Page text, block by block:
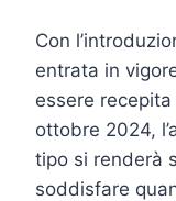
Con
entrata in
essere
ottobre 2024,
tipo si renderà
soddisfare